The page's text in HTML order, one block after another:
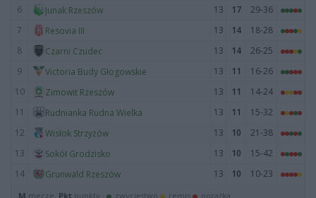
6
Junak Rzeszów 13 17
29-36
7
Resovia III 13 14
18-28
8
Czarni Czudec 13 14
26-25
9
Victoria Budy Głogowskie 13 11
16-26
10
Zimowit Rzeszów 13 11
14-24
11
Rudnianka Rudna Wielka 13 11
15-32
12
Wisłok Strzyżów 13 10
21-38
13
Sokół Grodzisko 13 10
15-42
14
Grunwald Rzeszów 13 10 10-23
M mecze, Pkt punkty · zwycięstwo remis porażka